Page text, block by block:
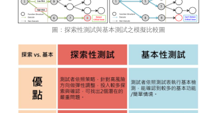
圖：探索性測試與基本測試之模擬比較圖